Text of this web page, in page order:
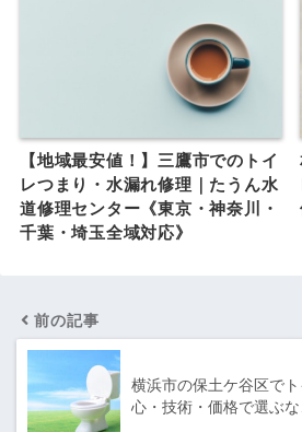
【地域最安値！】三鷹市でのトイ
レつまり・水漏れ修理｜たうん水
道修理センター《東京・神奈川・
千葉・埼玉全域対応》
前の記事
横浜市の保土ケ谷区で
心・技術・価格で選ぶ